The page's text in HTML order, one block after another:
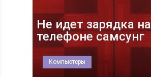
Не идет зарядка на
телефоне самсунг
Компьютеры